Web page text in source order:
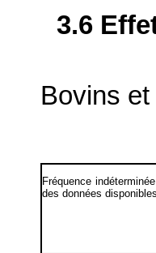
3.6
Bovins
Fréquence
des données